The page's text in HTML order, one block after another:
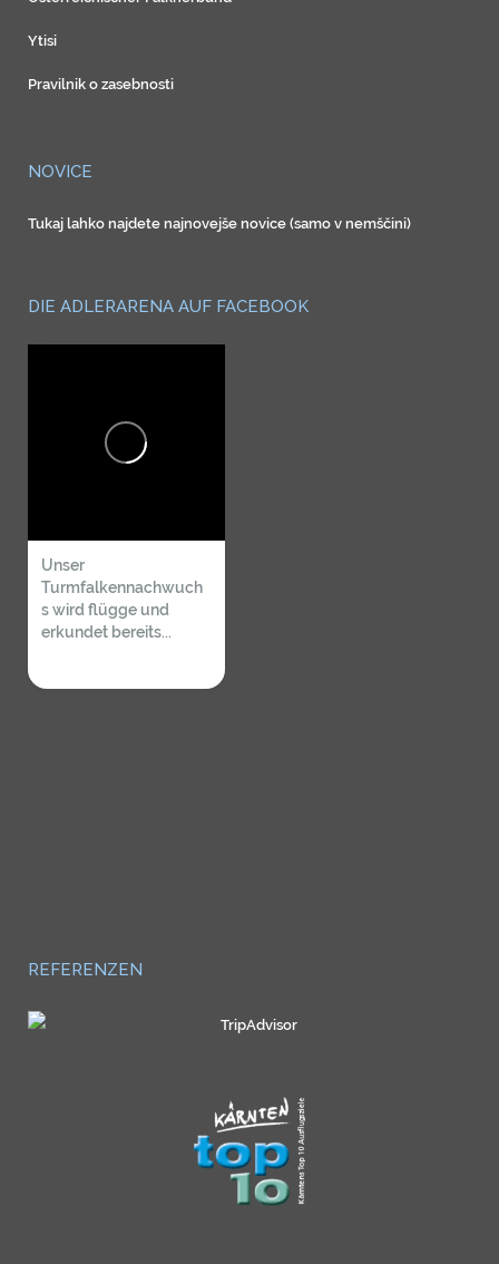
Ytisi
Pravilnik o zasebnosti
NOVICE
Tukaj lahko najdete najnovejše novice (samo v nemščini)
DIE ADLERARENA AUF FACEBOOK
Unser
Turmfalkennachwuch
s wird flügge und
erkundet bereits...
REFERENZEN